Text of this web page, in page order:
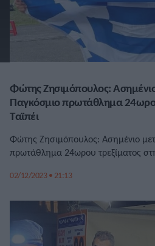
Φώτης Ζησιμόπουλος:
Παγκόσμιο πρωτάθλημα
Ταϊπέι
Φώτης Ζησιμόπουλος: Ασημένιο
πρωτάθλημα 24ωρου τρεξίματος
02/12/2023 • 21:13